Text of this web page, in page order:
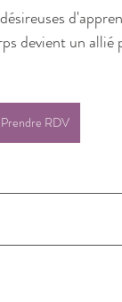
devient un
Prendre RDV